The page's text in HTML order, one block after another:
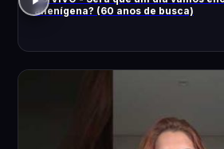
alienígena? (60 anos de busca)